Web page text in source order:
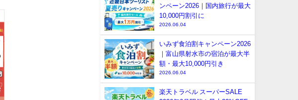
ンペーン2026｜国内旅行が最大
10,000円割引に
2026.06.04
いみず食泊割キャンペーン2026
｜富山県射水市の宿泊が最大半
額・最大10,000円引き
2026.06.04
楽天トラベル スーパーSALE